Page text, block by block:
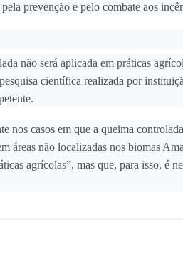
prevenção e pelo combate aos
não será aplicada em práticas
científica realizada por
nos casos em que a queima
áreas não localizadas nos biomas
agrícolas”, mas que, para isso, é